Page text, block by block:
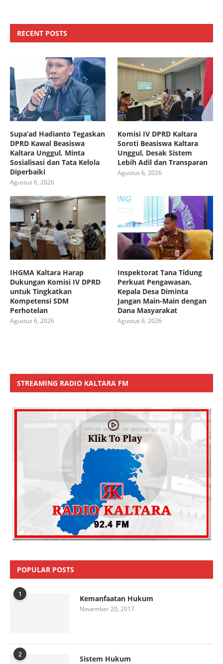
RECENT POSTS
Supa’ad Hadianto Tegaskan
DPRD Kawal Beasiswa
Kaltara Unggul, Minta
Sosialisasi dan Tata Kelola
Diperbaiki
Agustus 6, 2026
Komisi IV DPRD Kaltara
Soroti Beasiswa Kaltara
Unggul, Desak Sistem
Lebih Adil dan Transparan
Agustus 6, 2026
IHGMA Kaltara Harap
Dukungan Komisi IV DPRD
untuk Tingkatkan
Kompetensi SDM
Perhotelan
Agustus 6, 2026
Inspektorat Tana Tidung
Perkuat Pengawasan,
Kepala Desa Diminta
Jangan Main-Main dengan
Dana Masyarakat
Agustus 6, 2026
STREAMING RADIO KALTARA FM
POPULAR POSTS
1 Kemanfaatan Hukum
November 20, 2017
2 Sistem Hukum